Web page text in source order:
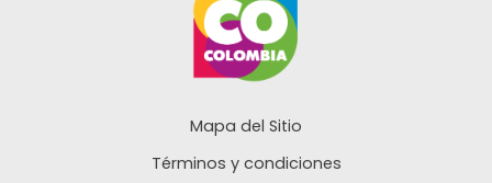
Mapa del Sitio
Términos y condiciones